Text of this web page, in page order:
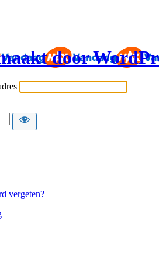
door
vergeten?